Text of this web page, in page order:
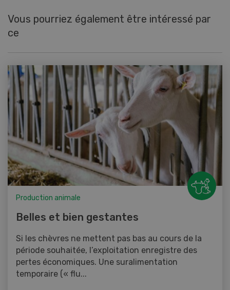
Vous pourriez également être intéressé par
ce
Production animale
Belles et bien gestantes
Si les chèvres ne mettent pas bas au cours de la
période souhaitée, l’exploitation enregistre des
pertes économiques. Une suralimentation
temporaire (« flu...